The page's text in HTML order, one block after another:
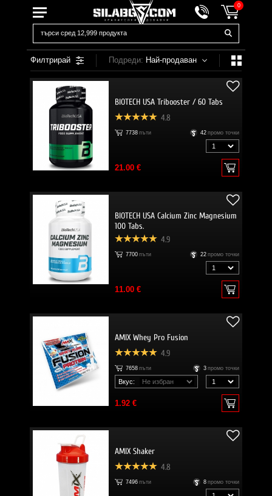
0
Филтрирай Подреди: Най-продаван
BIOTECH USA Tribooster / 60 Tabs
4.8
7738 пъти 42 промо точки
21.00 €
BIOTECH USA Calcium Zinc Magnesium
100 Tabs.
4.9
7700 пъти 22 промо точки
11.00 €
AMIX Whey Pro Fusion
4.9
7658 пъти 3 промо точки
Вкус:
1.92 €
AMIX Shaker
4.8
7496 пъти 8 промо точки